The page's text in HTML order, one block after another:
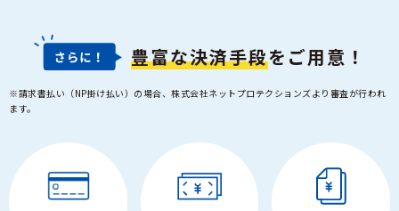
豊富な決済手段をご用意！
※請求書払い（NP掛け払い）の場合、株式会社ネットプロテクションズより審査が行われ
ます。